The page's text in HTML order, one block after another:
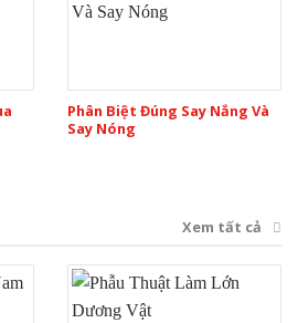
Phân Biệt Đúng Say Nắng Và
Say Nóng
Xem tất cả